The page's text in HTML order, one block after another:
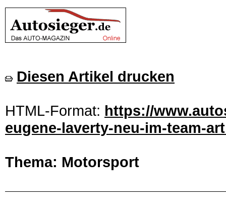
Diesen Artikel drucken
HTML-Format: https://
eugene-laverty-neu-im-team-
Thema: Motorsport